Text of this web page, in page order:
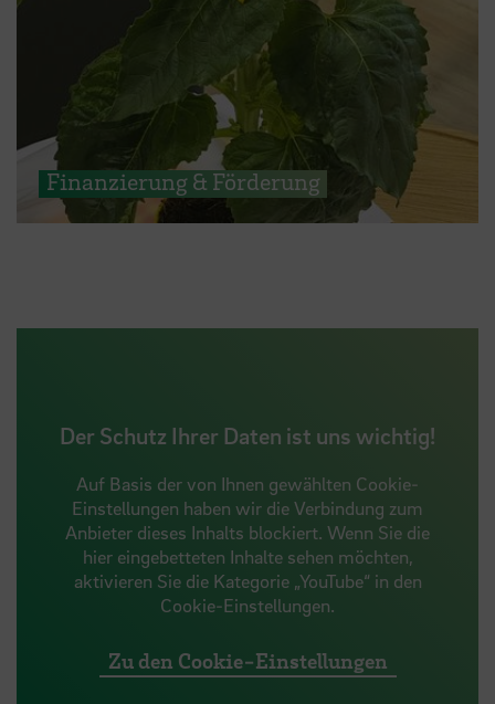
Finanzierung & Förderung
Der Schutz Ihrer Daten ist uns wichtig!
Auf Basis der von Ihnen gewählten Cookie-
Einstellungen haben wir die Verbindung zum
Anbieter dieses Inhalts blockiert. Wenn Sie die
hier eingebetteten Inhalte sehen möchten,
aktivieren Sie die Kategorie „YouTube“ in den
Cookie-Einstellungen.
Zu den Cookie-Einstellungen